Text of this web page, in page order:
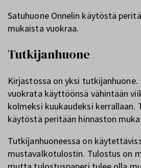
Satuhuone Onnelin käytöstä
mukaista vuokraa.
Tutkijanhuone
Kirjastossa on yksi tutkijanhuone.
vuokrata käyttöönsä vähintään
kolmeksi kuukaudeksi kerrallaan.
käytöstä peritään hinnaston
Tutkijanhuoneessa on
mustavalkotulostin. Tulostus on